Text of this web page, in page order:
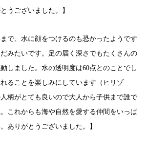
うございました。】
まで、水に顔をつけるのも恐かったようです
みたいです。足の届く深さでもたくさんの
しました。水の透明度は60点とのことでし
ることを楽しみにしています（ヒリゾ
柄がとても良いので大人から子供まで誰で
これからも海や自然を愛する仲間をいっぱ
ありがとうございました。】